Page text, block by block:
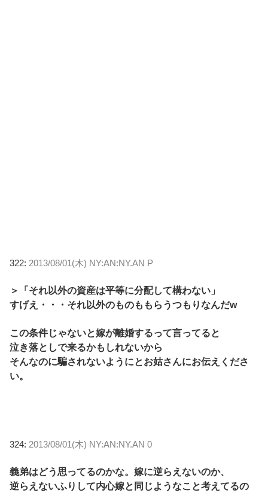
322: 2013/08/01(木) NY:AN:NY.AN P
＞「それ以外の資産は平等に分配して構わない」
すげえ・・・それ以外のものももらうつもりなんだw
この条件じゃないと嫁が離婚するって言ってると
泣き落としで来るかもしれないから
そんなのに騙されないようにとお姑さんにお伝えくださ
い。
324: 2013/08/01(木) NY:AN:NY.AN 0
義弟はどう思ってるのかな。嫁に逆らえないのか、
逆らえないふりして内心嫁と同じようなこと考えてるの